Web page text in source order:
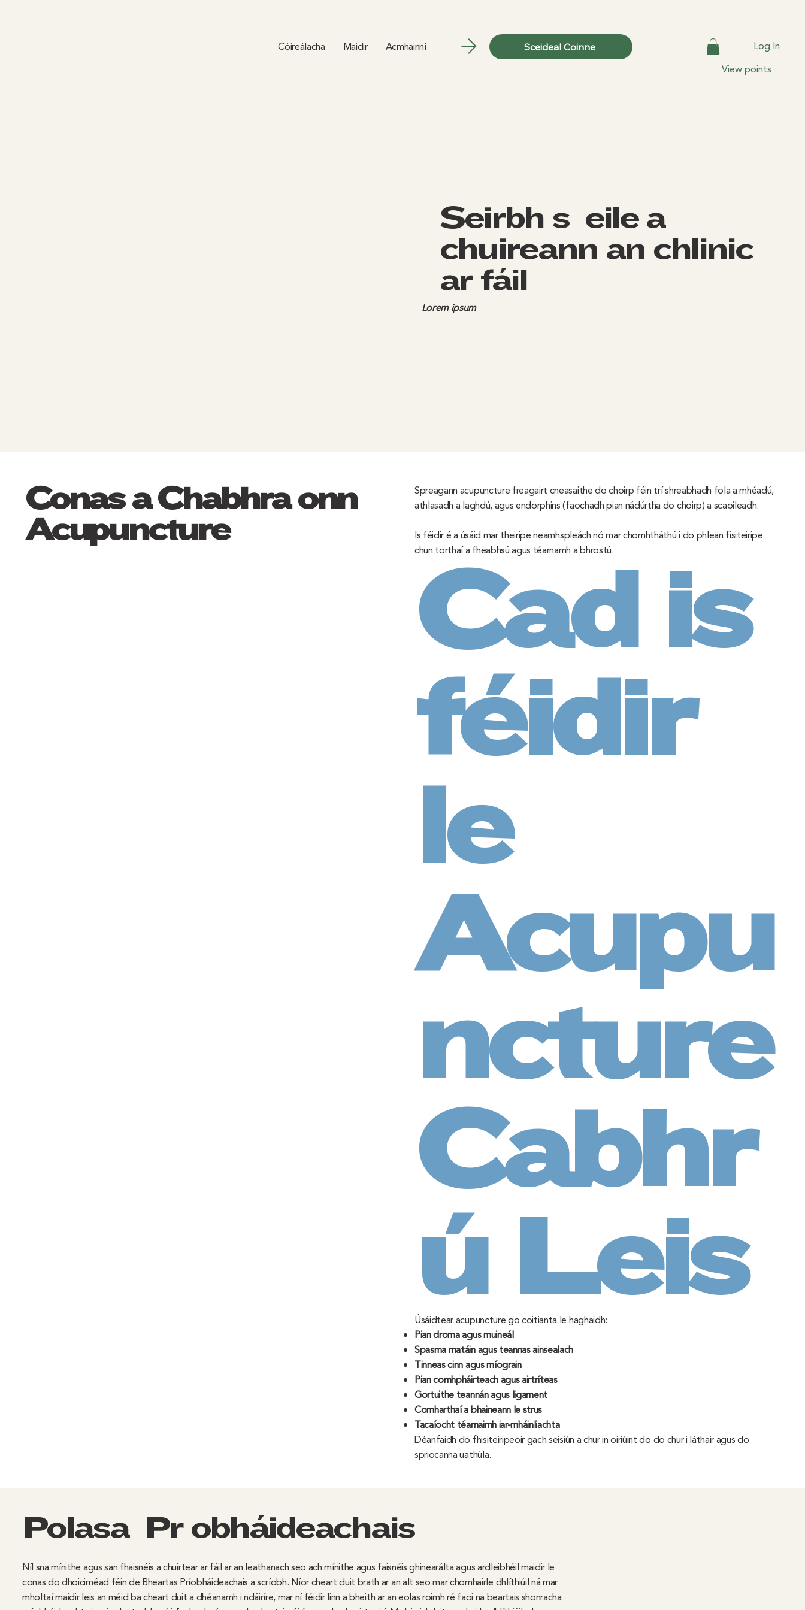
Sceideal Coinne
View points
Cóireálacha Maidir Acmhainní Log In
Seirbhísí eile a
chuireann an chlinic
ar fáil
Lorem ipsum
Polasaí Príobháideachais
Níl sna mínithe agus san fhaisnéis a chuirtear ar fáil ar an leathanach seo ach mínithe agus faisnéis ghinearálta agus ardleibhéil maidir le
conas do dhoiciméad féin de Bheartas Príobháideachais a scríobh. Níor cheart duit brath ar an alt seo mar chomhairle dhlíthiúil ná mar
mholtaí maidir leis an méid ba cheart duit a dhéanamh i ndáiríre, mar ní féidir linn a bheith ar an eolas roimh ré faoi na beartais shonracha
Conas a Chabhraíonn
Acupuncture
Spreagann acupuncture freagairt cneasaithe do choirp féin trí shreabhadh fola a mhéadú,
athlasadh a laghdú, agus endorphins (faochadh pian nádúrtha do choirp) a scaoileadh.
Is féidir é a úsáid mar theiripe neamhspleách nó mar chomhtháthú i do phlean fisiteiripe
chun torthaí a fheabhsú agus téarnamh a bhrostú.
Cad is
féidir
le
Acupu
ncture
Cabhr
ú Leis
Úsáidtear acupuncture go coitianta le haghaidh:
Pian droma agus muineál
Spasma matáin agus teannas ainsealach
Tinneas cinn agus míograin
Pian comhpháirteach agus airtríteas
Gortuithe teannán agus ligament
Comharthaí a bhaineann le strus
Tacaíocht téarnaimh iar-mháinliachta
Déanfaidh do fhisiteiripeoir gach seisiún a chur in oiriúint do do chur i láthair agus do
spriocanna uathúla.